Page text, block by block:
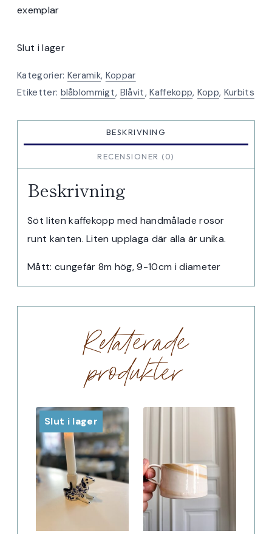
exemplar
Slut i lager
Kategorier: Keramik, Koppar
Etiketter: blåblommigt, Blåvit,Kaffekopp, Kopp, Kurbits
BESKRIVNING
RECENSIONER (0)
Beskrivning
Söt liten kaffekopp med handmålade rosor
runt kanten. Liten upplaga där alla är unika.
Mått: cungefär 8m hög, 9-10cm i diameter
Relaterade
produkter
Slut i lager